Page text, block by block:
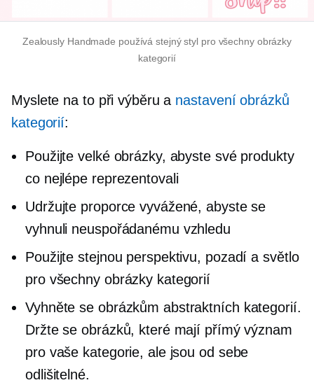
Zealously Handmade používá stejný styl pro všechny obrázky
kategorií
Myslete na to při výběru a nastavení obrázků
kategorií:
Použijte velké obrázky, abyste své produkty
co nejlépe reprezentovali
Udržujte proporce vyvážené, abyste se
vyhnuli neuspořádanému vzhledu
Použijte stejnou perspektivu, pozadí a světlo
pro všechny obrázky kategorií
Vyhněte se obrázkům abstraktních kategorií.
Držte se obrázků, které mají přímý význam
pro vaše kategorie, ale jsou od sebe
odlišitelné.